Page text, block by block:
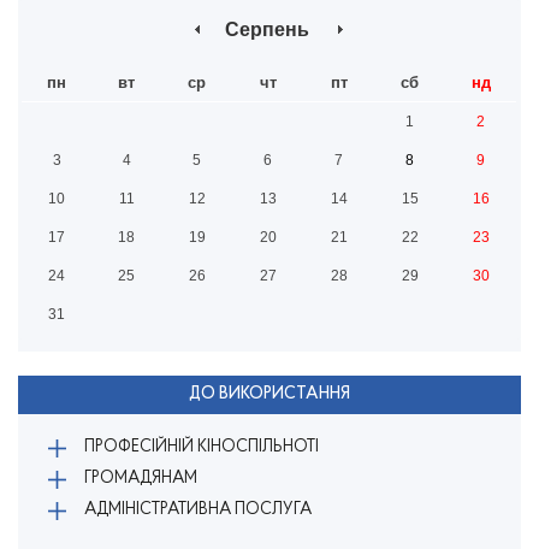
Серпень
пн вт ср чт пт сб нд
1 2
3 4 5 6 7 8 9
10 11 12 13 14 15 16
17 18 19 20 21 22 23
24 25 26 27 28 29 30
31
ДО ВИКОРИСТАННЯ
ПРОФЕСІЙНІЙ КІНОСПІЛЬНОТІ
ГРОМАДЯНАМ
АДМІНІСТРАТИВНА ПОСЛУГА